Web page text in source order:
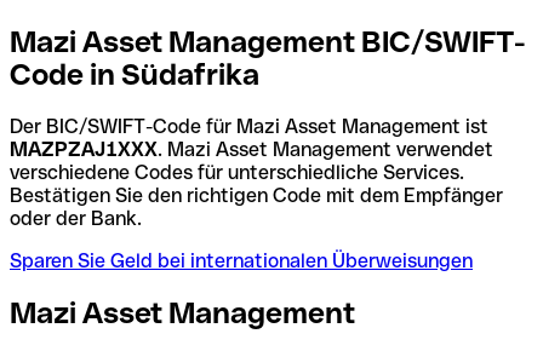
Mazi Asset Management BIC/SWIFT-
Code in Südafrika
Der BIC/SWIFT-Code für Mazi Asset Management ist
MAZPZAJ1XXX. Mazi Asset Management verwendet
verschiedene Codes für unterschiedliche Services.
Bestätigen Sie den richtigen Code mit dem Empfänger
oder der Bank.
Sparen Sie Geld bei internationalen Überweisungen
Mazi Asset Management